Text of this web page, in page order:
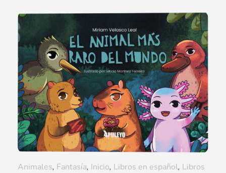
Animales, Fantasía, Inicio, Libros en español, Libros